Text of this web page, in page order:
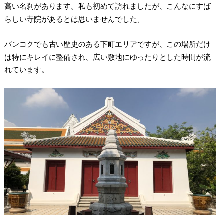
高い名刹があります。私も初めて訪れましたが、こんなにすば
らしい寺院があるとは思いませんでした。
バンコクでも古い歴史のある下町エリアですが、この場所だけ
は特にキレイに整備され、広い敷地にゆったりとした時間が流
れています。